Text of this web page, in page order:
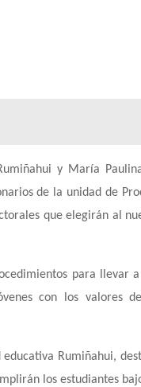
y María
de la unidad de
que elegirán al
para llevar
con los valores
Rumiñahui,
los estudiantes